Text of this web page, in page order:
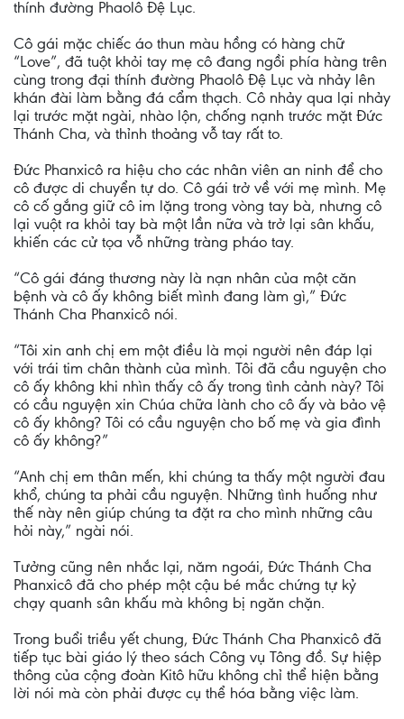
thính đường Phaolô Đệ Lục.
Cô gái mặc chiếc áo thun màu hồng có hàng chữ
“Love”, đã tuột khỏi tay mẹ cô đang ngồi phía hàng trên
cùng trong đại thính đường Phaolô Đệ Lục và nhảy lên
khán đài làm bằng đá cẩm thạch. Cô nhảy qua lại nhảy
lại trước mặt ngài, nhào lộn, chống nạnh trước mặt Đức
Thánh Cha, và thỉnh thoảng vỗ tay rất to.
Đức Phanxicô ra hiệu cho các nhân viên an ninh để cho
cô được di chuyển tự do. Cô gái trở về với mẹ mình. Mẹ
cô cố gắng giữ cô im lặng trong vòng tay bà, nhưng cô
lại vuột ra khỏi tay bà một lần nữa và trở lại sân khấu,
khiến các cử tọa vỗ những tràng pháo tay.
“Cô gái đáng thương này là nạn nhân của một căn
bệnh và cô ấy không biết mình đang làm gì,” Đức
Thánh Cha Phanxicô nói.
“Tôi xin anh chị em một điều là mọi người nên đáp lại
với trái tim chân thành của mình. Tôi đã cầu nguyện cho
cô ấy không khi nhìn thấy cô ấy trong tình cảnh này? Tôi
có cầu nguyện xin Chúa chữa lành cho cô ấy và bảo vệ
cô ấy không? Tôi có cầu nguyện cho bố mẹ và gia đình
cô ấy không?”
“Anh chị em thân mến, khi chúng ta thấy một người đau
khổ, chúng ta phải cầu nguyện. Những tình huống như
thế này nên giúp chúng ta đặt ra cho mình những câu
hỏi này,” ngài nói.
Tưởng cũng nên nhắc lại, năm ngoái, Đức Thánh Cha
Phanxicô đã cho phép một cậu bé mắc chứng tự kỷ
chạy quanh sân khấu mà không bị ngăn chặn.
Trong buổi triều yết chung, Đức Thánh Cha Phanxicô đã
tiếp tục bài giáo lý theo sách Công vụ Tông đồ. Sự hiệp
thông của cộng đoàn Kitô hữu không chỉ thể hiện bằng
lời nói mà còn phải được cụ thể hóa bằng việc làm.